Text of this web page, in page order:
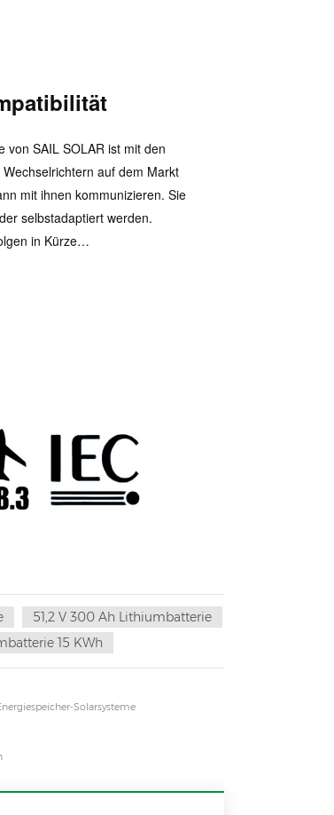
von SAIL SOLAR ist mit den
auf dem Markt
mit ihnen kommunizieren. Sie
selbstadaptiert werden.
in Kürze…
51,2 V 300 Ah Lithiumbatterie
15 KWh
Solarsysteme